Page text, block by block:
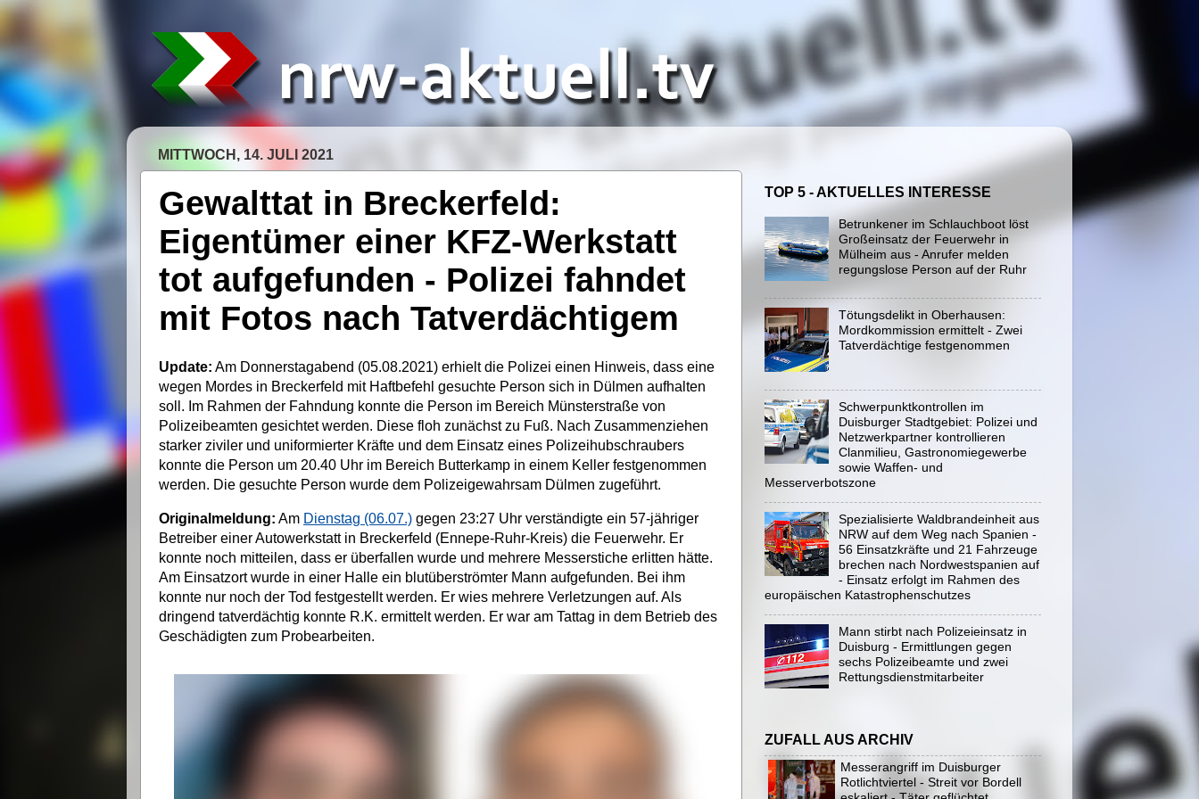
MITTWOCH, 14. JULI 2021
Gewalttat in Breckerfeld:
Eigentümer einer KFZ-Werkstatt
tot aufgefunden - Polizei fahndet
mit Fotos nach Tatverdächtigem
Update: Am Donnerstagabend (05.08.2021) erhielt die Polizei einen Hinweis, dass eine
wegen Mordes in Breckerfeld mit Haftbefehl gesuchte Person sich in Dülmen aufhalten
soll. Im Rahmen der Fahndung konnte die Person im Bereich Münsterstraße von
Polizeibeamten gesichtet werden. Diese floh zunächst zu Fuß. Nach Zusammenziehen
starker ziviler und uniformierter Kräfte und dem Einsatz eines Polizeihubschraubers
konnte die Person um 20.40 Uhr im Bereich Butterkamp in einem Keller festgenommen
werden. Die gesuchte Person wurde dem Polizeigewahrsam Dülmen zugeführt.
Originalmeldung: Am Dienstag (06.07.) gegen 23:27 Uhr verständigte ein 57-jähriger
Betreiber einer Autowerkstatt in Breckerfeld (Ennepe-Ruhr-Kreis) die Feuerwehr. Er
konnte noch mitteilen, dass er überfallen wurde und mehrere Messerstiche erlitten hätte.
Am Einsatzort wurde in einer Halle ein blutüberströmter Mann aufgefunden. Bei ihm
konnte nur noch der Tod festgestellt werden. Er wies mehrere Verletzungen auf. Als
dringend tatverdächtig konnte R.K. ermittelt werden. Er war am Tattag in dem Betrieb des
Geschädigten zum Probearbeiten.
TOP 5 - AKTUELLES INTERESSE
Betrunkener im Schlauchboot löst
Großeinsatz der Feuerwehr in
Mülheim aus - Anrufer melden
regungslose Person auf der Ruhr
Tötungsdelikt in Oberhausen:
Mordkommission ermittelt - Zwei
Tatverdächtige festgenommen
Schwerpunktkontrollen im
Duisburger Stadtgebiet: Polizei und
Netzwerkpartner kontrollieren
Clanmilieu, Gastronomiegewerbe
sowie Waffen- und
Messerverbotszone
Spezialisierte Waldbrandeinheit aus
NRW auf dem Weg nach Spanien -
56 Einsatzkräfte und 21 Fahrzeuge
brechen nach Nordwestspanien auf
- Einsatz erfolgt im Rahmen des
europäischen Katastrophenschutzes
Mann stirbt nach Polizeieinsatz in
Duisburg - Ermittlungen gegen
sechs Polizeibeamte und zwei
Rettungsdienstmitarbeiter
ZUFALL AUS ARCHIV
Messerangriff im Duisburger
Rotlichtviertel - Streit vor Bordell